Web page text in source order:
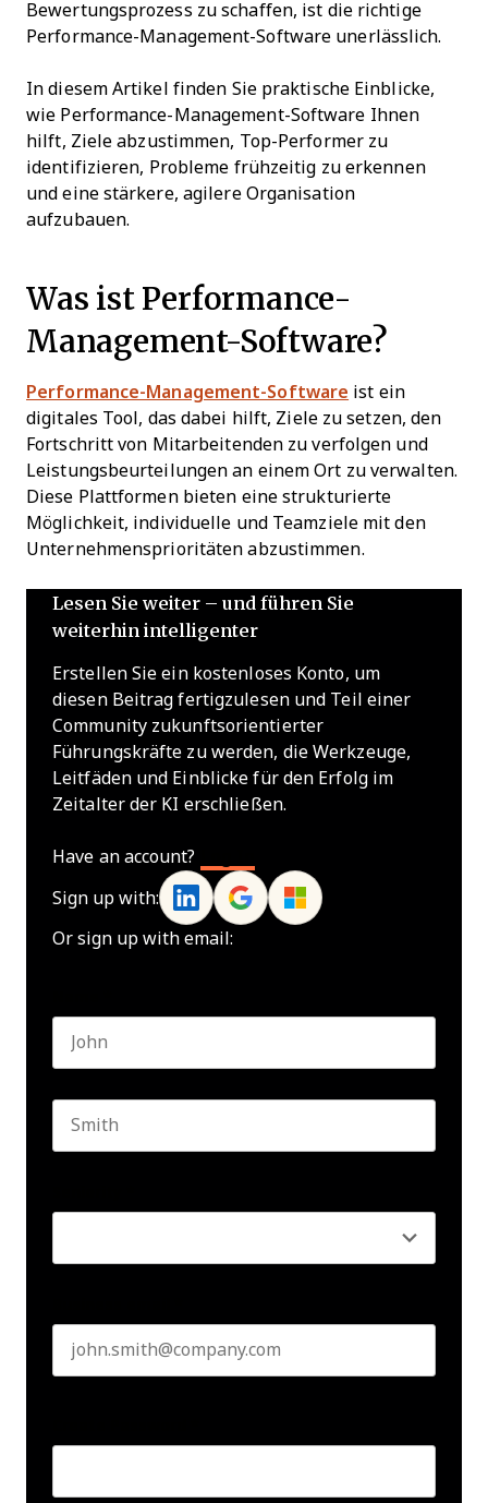
Bewertungsprozess zu schaffen, ist die richtige
Performance-Management-Software unerlässlich.
In diesem Artikel finden Sie praktische Einblicke,
wie Performance-Management-Software Ihnen
hilft, Ziele abzustimmen, Top-Performer zu
identifizieren, Probleme frühzeitig zu erkennen
und eine stärkere, agilere Organisation
aufzubauen.
Was ist Performance-
Management-Software?
Performance-Management-Software ist ein
digitales Tool, das dabei hilft, Ziele zu setzen, den
Fortschritt von Mitarbeitenden zu verfolgen und
Leistungsbeurteilungen an einem Ort zu verwalten.
Diese Plattformen bieten eine strukturierte
Möglichkeit, individuelle und Teamziele mit den
Unternehmensprioritäten abzustimmen.
Lesen Sie weiter – und führen Sie
weiterhin intelligenter
Erstellen Sie ein kostenloses Konto, um
diesen Beitrag fertigzulesen und Teil einer
Community zukunftsorientierter
Führungskräfte zu werden, die Werkzeuge,
Leitfäden und Einblicke für den Erfolg im
Zeitalter der KI erschließen.
Have an account?
Sign up with:
Or sign up with email: